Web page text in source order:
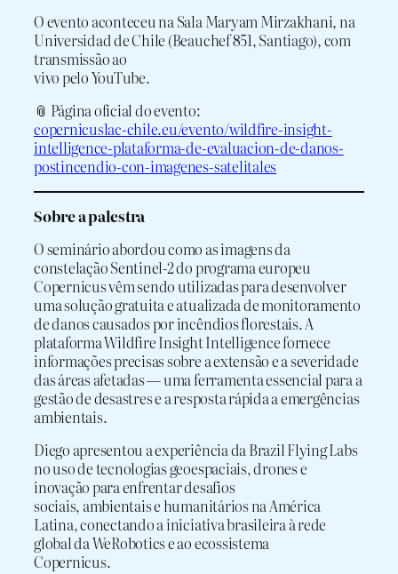
O evento aconteceu na Sala Maryam Mirzakhani, na
Universidad de Chile (Beauchef 851, Santiago), com
transmissão ao
vivo pelo YouTube.
📎 Página oficial do evento:
copernicuslac-chile.eu/evento/wildfire-insight-
intelligence-plataforma-de-evaluacion-de-danos-
postincendio-con-imagenes-satelitales
Sobre a palestra
O seminário abordou como as imagens da
constelação Sentinel-2 do programa europeu
Copernicus vêm sendo utilizadas para desenvolver
uma solução gratuita e atualizada de monitoramento
de danos causados por incêndios florestais. A
plataforma Wildfire Insight Intelligence fornece
informações precisas sobre a extensão e a severidade
das áreas afetadas — uma ferramenta essencial para a
gestão de desastres e a resposta rápida a emergências
ambientais.
Diego apresentou a experiência da Brazil Flying Labs
no uso de tecnologias geoespaciais, drones e
inovação para enfrentar desafios
sociais, ambientais e humanitários na América
Latina, conectando a iniciativa brasileira à rede
global da WeRobotics e ao ecossistema
Copernicus.